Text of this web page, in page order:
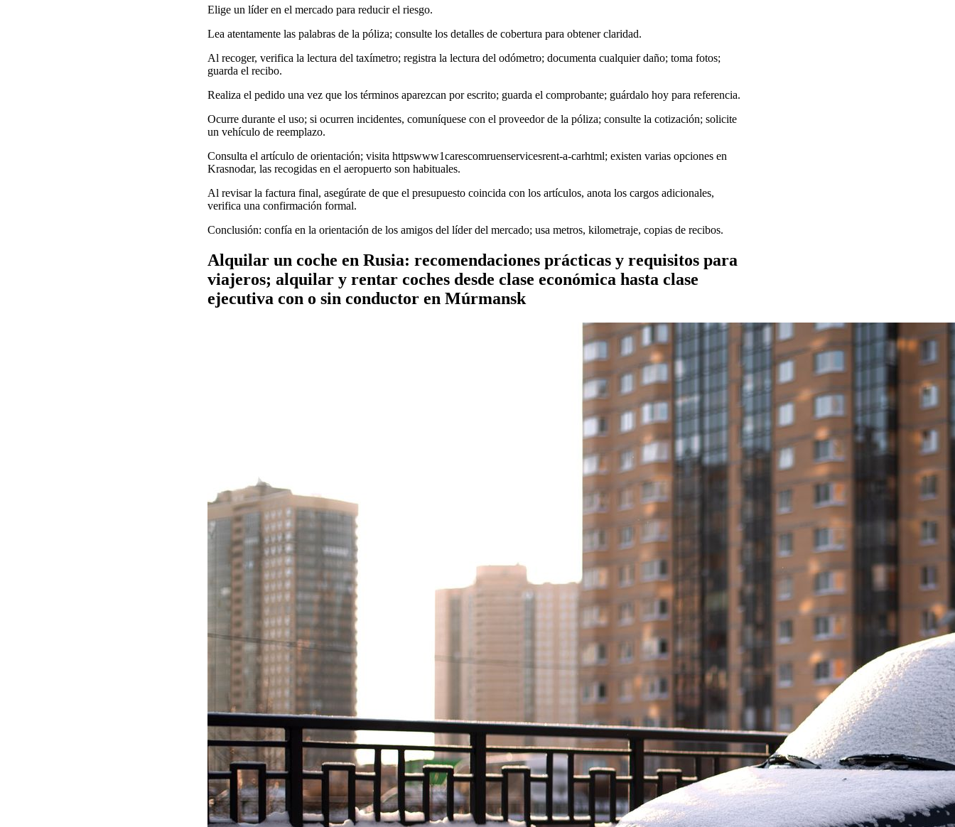
Elige un líder en el mercado para reducir el riesgo.
Lea atentamente las palabras de la póliza; consulte los detalles de cobertura para obtener claridad.
Al recoger, verifica la lectura del taxímetro; registra la lectura del odómetro; documenta cualquier daño; toma fotos;
guarda el recibo.
Realiza el pedido una vez que los términos aparezcan por escrito; guarda el comprobante; guárdalo hoy para referencia.
Ocurre durante el uso; si ocurren incidentes, comuníquese con el proveedor de la póliza; consulte la cotización; solicite
un vehículo de reemplazo.
Consulta el artículo de orientación; visita httpswww1carescomruenservicesrent-a-carhtml; existen varias opciones en
Krasnodar, las recogidas en el aeropuerto son habituales.
Al revisar la factura final, asegúrate de que el presupuesto coincida con los artículos, anota los cargos adicionales,
verifica una confirmación formal.
Conclusión: confía en la orientación de los amigos del líder del mercado; usa metros, kilometraje, copias de recibos.
Alquilar un coche en Rusia: recomendaciones prácticas y requisitos para
viajeros; alquilar y rentar coches desde clase económica hasta clase
ejecutiva con o sin conductor en Múrmansk